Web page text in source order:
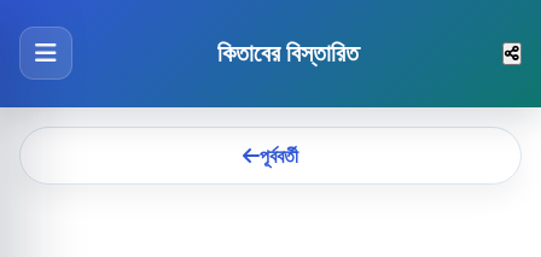
কিতাবের বিস্তারিত
পূর্ববর্তী